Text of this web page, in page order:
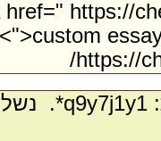
https://
">custom
https://